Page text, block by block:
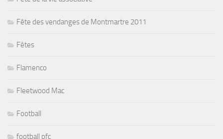
Fête des vendanges de Montmartre 2011
Fêtes
Flamenco
Fleetwood Mac
Football
football pfc